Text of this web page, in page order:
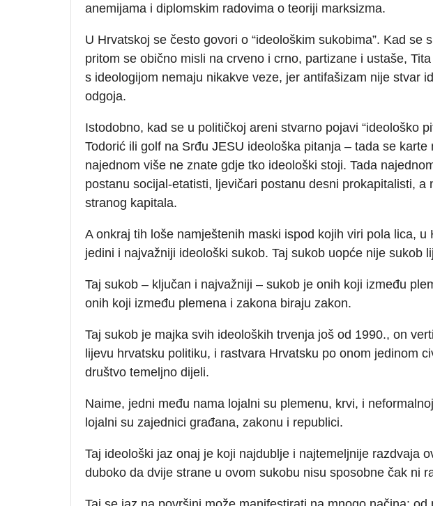
anemijama i diplomskim radovima o teoriji marksizma.
U Hrvatskoj se često govori o “ideološkim sukobima”. Kad se
pritom se obično misli na crveno i crno, partizane i ustaše,
s ideologijom nemaju nikakve veze, jer antifašizam nije stvar
odgoja.
Istodobno, kad se u političkoj areni stvarno pojavi “ideološko
Todorić ili golf na Srđu JESU ideološka pitanja – tada se karte
najednom više ne znate gdje tko ideološki stoji. Tada
postanu socijal-etatisti, ljevičari postanu desni prokapitalisti, a
stranog kapitala.
A onkraj tih loše namještenih maski ispod kojih viri pola lica, u
jedini i najvažniji ideološki sukob. Taj sukob uopće nije sukob
Taj sukob – ključan i najvažniji – sukob je onih koji između
onih koji između plemena i zakona biraju zakon.
Taj sukob je majka svih ideoloških trvenja još od 1990., on
lijevu hrvatsku politiku, i rastvara Hrvatsku po onom jedinom
društvo temeljno dijeli.
Naime, jedni među nama lojalni su plemenu, krvi, i
lojalni su zajednici građana, zakonu i republici.
Taj ideološki jaz onaj je koji najdublje i najtemeljnije razdvaja
duboko da dvije strane u ovom sukobu nisu sposobne čak ni